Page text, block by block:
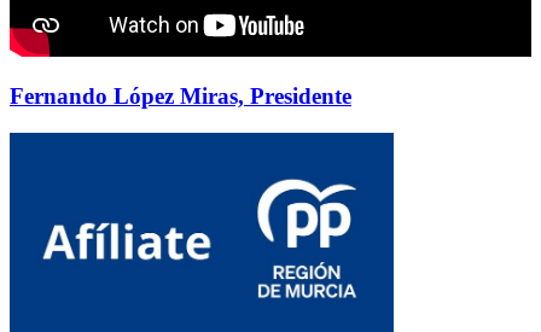
Fernando López Miras, Presidente